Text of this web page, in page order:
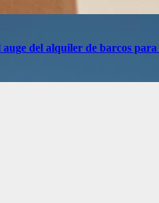
del alquiler de barcos